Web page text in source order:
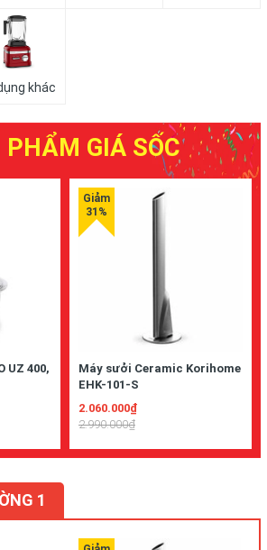
khác
GIÁ SỐC
UZ 400,
Máy sưởi Ceramic Korihome
EHK-101-S
2.060.000₫
2.990.000₫
1